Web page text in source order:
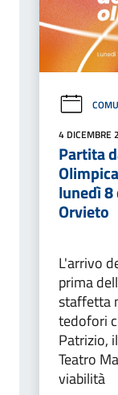
4 DICEMBRE
Partita
lunedì
Orvieto
L'arrivo
prima
staffetta
tedofori
Patrizio,
Teatro
viabilità